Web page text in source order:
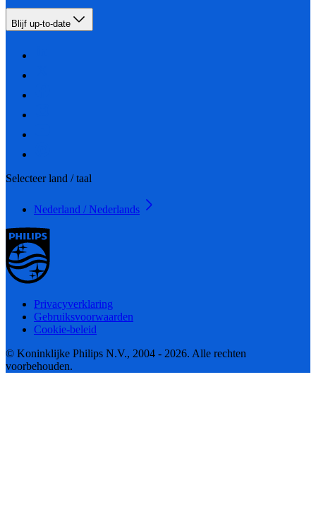
Blijf up-to-date
Selecteer land / taal
Nederland / Nederlands
Privacyverklaring
Gebruiksvoorwaarden
Cookie-beleid
© Koninklijke Philips N.V., 2004 - 2026. Alle rechten
voorbehouden.